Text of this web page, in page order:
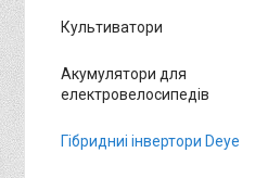
Культиватори
Акумулятори для
електровелосипедів
Гібридниі інвертори Deye